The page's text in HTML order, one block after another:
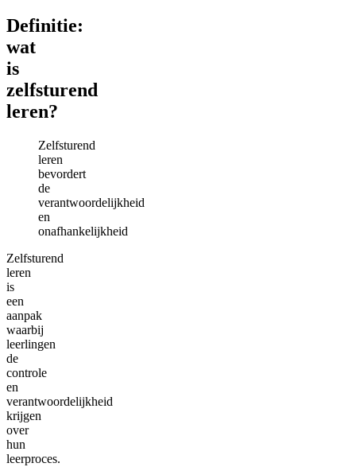
Definitie:
wat
is
zelfsturend
leren?
Zelfsturend
leren
bevordert
de
verantwoordelijkheid
en
onafhankelijkheid
Zelfsturend
leren
is
een
aanpak
waarbij
leerlingen
de
controle
en
verantwoordelijkheid
krijgen
over
hun
leerproces.